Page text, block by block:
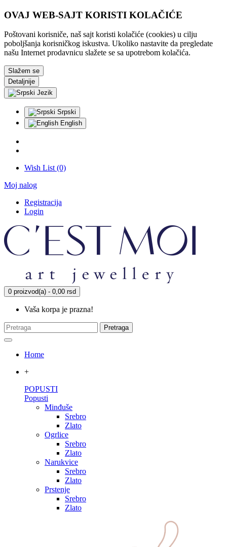
OVAJ WEB-SAJT KORISTI KOLAČIĆE
Poštovani korisniče, naš sajt koristi kolačiće (cookies) u cilju
poboljšanja korisničkog iskustva. Ukoliko nastavite da pregledate
našu Internet prodavnicu slažete se sa upotrebom kolačića.
Slažem se
Detaljnije
Jezik
Srpski
English
Wish List (0)
Moj nalog
Registracija
Login
0 proizvod(a) - 0,00 rsd
Vaša korpa je prazna!
Pretraga
Home
+
POPUSTI
Popusti
Minđuše
Srebro
Zlato
Ogrlice
Srebro
Zlato
Narukvice
Srebro
Zlato
Prstenje
Srebro
Zlato